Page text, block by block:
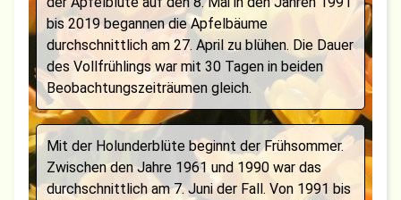
bis 2019 begannen die Apfelbäume
durchschnittlich am 27. April zu blühen. Die Dauer
des Vollfrühlings war mit 30 Tagen in beiden
Beobachtungszeiträumen gleich.
Mit der Holunderblüte beginnt der Frühsommer.
Zwischen den Jahre 1961 und 1990 war das
durchschnittlich am 7. Juni der Fall. Von 1991 bis